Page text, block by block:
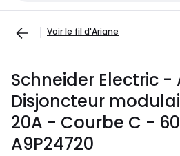
Voir le fil d'Ariane
Schneider Electric -
Disjoncteur
20A - Courbe C -
A9P24720